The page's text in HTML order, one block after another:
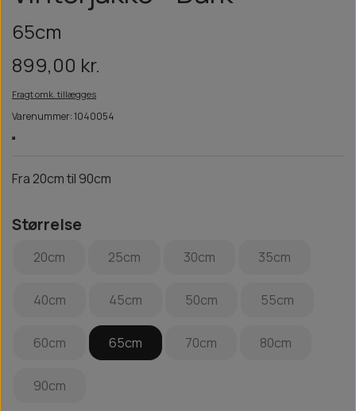
65cm
899,00 kr.
Fragt omk. tillægges
Varenummer: 1040054
Fra 20cm til 90cm
Størrelse
20cm 25cm 30cm 35cm
40cm 45cm 50cm 55cm
60cm 65cm 70cm 80cm
90cm